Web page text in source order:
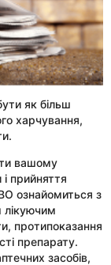
як більш
харчування,
вашому
прийняття
ознайомиться з
лікуючим
протипоказання
препарату.
засобів,